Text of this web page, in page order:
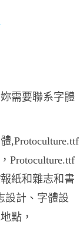
需要聯系字體
,Protoculture.ttf
Protoculture.ttf
紙和雜志和書
設計、字體設
點，